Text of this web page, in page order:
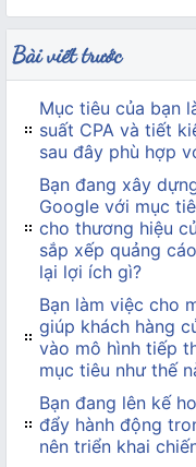
Bài viết trước
Mục tiêu của bạn
suất CPA và tiết
sau đây phù hợp
Bạn đang xây
Google với mục
cho thương hiệu
sắp xếp quảng
lại lợi ích gì?
Bạn làm việc cho
giúp khách hàng
vào mô hình tiếp
mục tiêu như thế
Bạn đang lên kế
đẩy hành động
nên triển khai